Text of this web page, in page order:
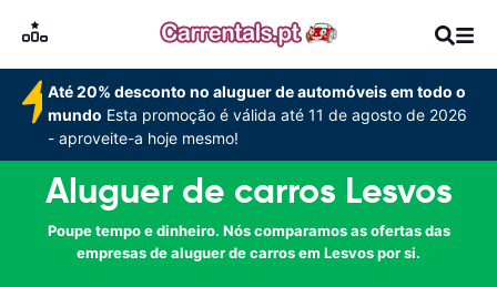
Até 20% desconto no aluguer de automóveis em todo o
mundo Esta promoção é válida até 11 de agosto de 2026
- aproveite-a hoje mesmo!
Aluguer de carros Lesvos
Poupe tempo e dinheiro. Nós comparamos as ofertas das
empresas de aluguer de carros em Lesvos por si.